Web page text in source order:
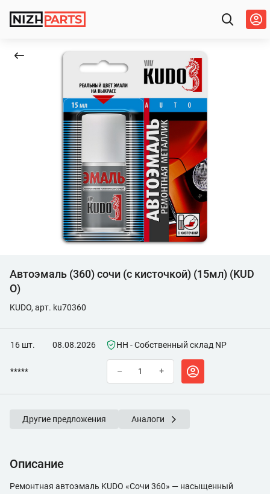
Автоэмаль (360) сочи (с кисточкой) (15мл) (KUD
O)
KUDO, арт. ku70360
16 шт. 08.08.2026 НН - Собственный склад NP
***** – +
Другие предложения Аналоги
Описание
Ремонтная автоэмаль KUDO «Сочи 360» — насыщенный